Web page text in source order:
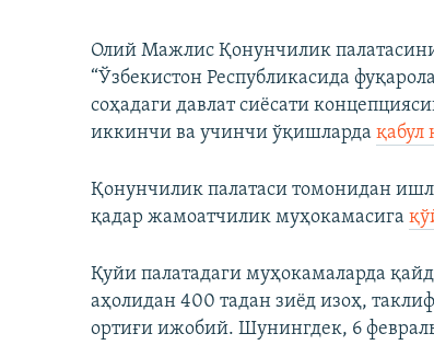
Олий Мажлис Қонунчилик
“Ўзбекистон Республикасида
соҳадаги давлат сиёсати
иккинчи ва учинчи ўқишларда қабул
Қонунчилик палатаси томонидан
қадар жамоатчилик муҳокамасига
Қуйи палатадаги муҳокамаларда
аҳолидан 400 тадан зиёд изоҳ,
ортиғи ижобий. Шунингдек, 6